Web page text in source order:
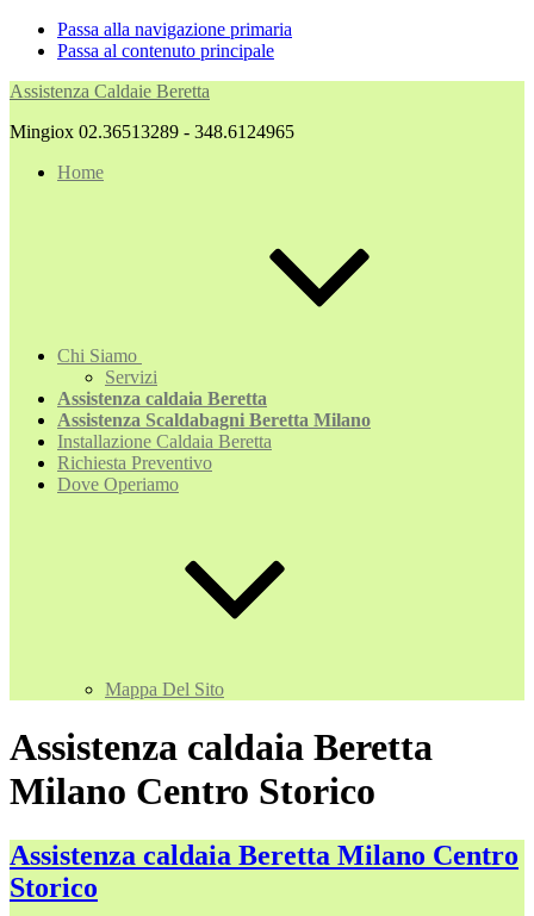
Passa alla navigazione primaria
Passa al contenuto principale
Assistenza Caldaie Beretta
Mingiox 02.36513289 - 348.6124965
Home
Chi Siamo
Servizi
Assistenza caldaia Beretta
Assistenza Scaldabagni Beretta Milano
Installazione Caldaia Beretta
Richiesta Preventivo
Dove Operiamo
Mappa Del Sito
Assistenza caldaia Beretta
Milano Centro Storico
Assistenza caldaia Beretta Milano Centro
Storico